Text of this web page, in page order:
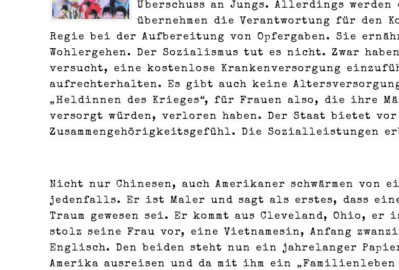
Überschuss an Jungs. Allerdings
übernehmen die Verantwortung für den
Regie bei der Aufbereitung von Opfergaben. Sie
Wohlergehen. Der Sozialismus tut es nicht. Zwar
versucht, eine kostenlose Krankenversorgung
aufrechterhalten. Es gibt auch keine
„Heldinnen des Krieges“, für Frauen also, die ihre
versorgt würden, verloren haben. Der Staat bietet
Zusammengehörigkeitsgefühl. Die Sozialleistungen
Nicht nur Chinesen, auch Amerikaner schwärmen von
jedenfalls. Er ist Maler und sagt als erstes, dass eine
Traum gewesen sei. Er kommt aus Cleveland, Ohio,
stolz seine Frau vor, eine Vietnamesin, Anfang
Englisch. Den beiden steht nun ein jahrelanger
Amerika ausreisen und da mit ihm ein